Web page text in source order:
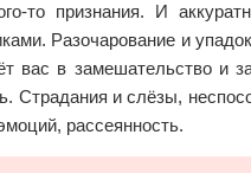
то признания. И
Разочарование и
вас в замешательство и
Страдания и слёзы,
рассеянность.